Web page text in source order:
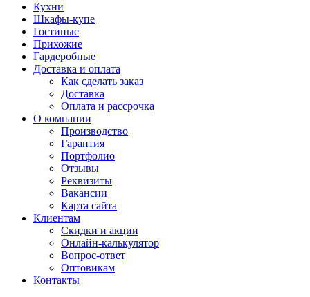
Кухни
Шкафы-купе
Гостиные
Прихожие
Гардеробные
Доставка и оплата
Как сделать заказ
Доставка
Оплата и рассрочка
О компании
Производство
Гарантия
Портфолио
Отзывы
Реквизиты
Вакансии
Карта сайта
Клиентам
Скидки и акции
Онлайн-калькулятор
Вопрос-ответ
Оптовикам
Контакты